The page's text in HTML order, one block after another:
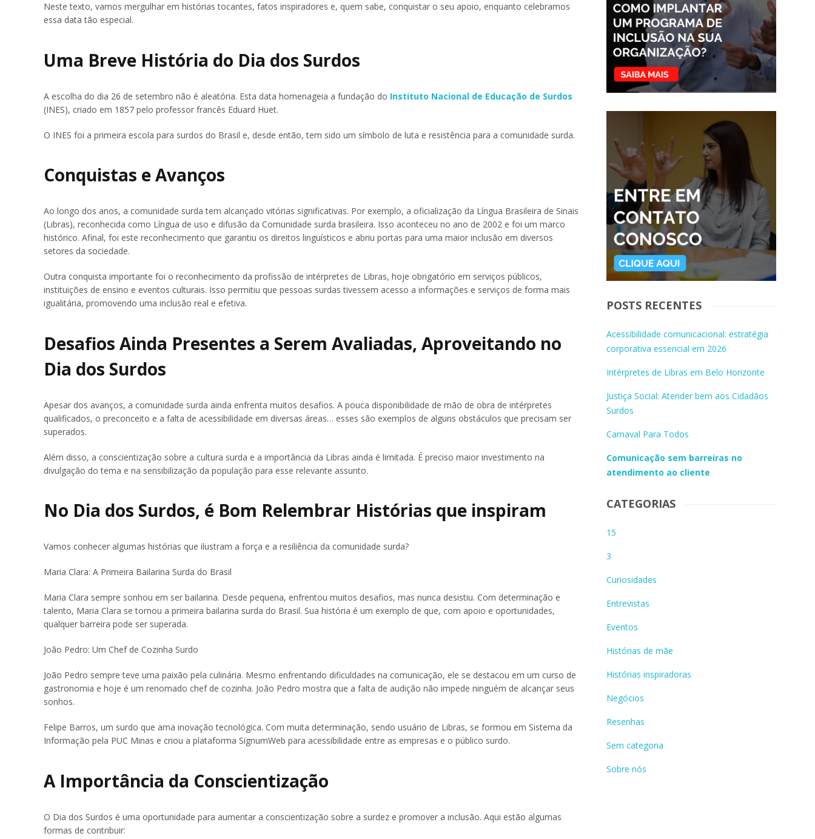
Neste texto, vamos mergulhar em histórias tocantes, fatos inspiradores e, quem sabe, conquistar o seu apoio, enquanto celebramos
essa data tão especial.
Uma Breve História do Dia dos Surdos
A escolha do dia 26 de setembro não é aleatória. Esta data homenageia a fundação do Instituto Nacional de Educação de Surdos
(INES), criado em 1857 pelo professor francês Eduard Huet.
O INES foi a primeira escola para surdos do Brasil e, desde então, tem sido um símbolo de luta e resistência para a comunidade surda.
Conquistas e Avanços
Ao longo dos anos, a comunidade surda tem alcançado vitórias significativas. Por exemplo, a oficialização da Língua Brasileira de Sinais
(Libras), reconhecida como Língua de uso e difusão da Comunidade surda brasileira. Isso aconteceu no ano de 2002 e foi um marco
histórico. Afinal, foi este reconhecimento que garantiu os direitos linguísticos e abriu portas para uma maior inclusão em diversos
setores da sociedade.
Outra conquista importante foi o reconhecimento da profissão de intérpretes de Libras, hoje obrigatório em serviços públicos,
instituições de ensino e eventos culturais. Isso permitiu que pessoas surdas tivessem acesso a informações e serviços de forma mais
igualitária, promovendo uma inclusão real e efetiva.
Desafios Ainda Presentes a Serem Avaliadas, Aproveitando no
Dia dos Surdos
Apesar dos avanços, a comunidade surda ainda enfrenta muitos desafios. A pouca disponibilidade de mão de obra de intérpretes
qualificados, o preconceito e a falta de acessibilidade em diversas áreas… esses são exemplos de alguns obstáculos que precisam ser
superados.
Além disso, a conscientização sobre a cultura surda e a importância da Libras ainda é limitada. É preciso maior investimento na
divulgação do tema e na sensibilização da população para esse relevante assunto.
No Dia dos Surdos, é Bom Relembrar Histórias que inspiram
Vamos conhecer algumas histórias que ilustram a força e a resiliência da comunidade surda?
Maria Clara: A Primeira Bailarina Surda do Brasil
Maria Clara sempre sonhou em ser bailarina. Desde pequena, enfrentou muitos desafios, mas nunca desistiu. Com determinação e
talento, Maria Clara se tornou a primeira bailarina surda do Brasil. Sua história é um exemplo de que, com apoio e oportunidades,
qualquer barreira pode ser superada.
João Pedro: Um Chef de Cozinha Surdo
João Pedro sempre teve uma paixão pela culinária. Mesmo enfrentando dificuldades na comunicação, ele se destacou em um curso de
gastronomia e hoje é um renomado chef de cozinha. João Pedro mostra que a falta de audição não impede ninguém de alcançar seus
sonhos.
Felipe Barros, um surdo que ama inovação tecnológica. Com muita determinação, sendo usuário de Libras, se formou em Sistema da
Informação pela PUC Minas e criou a plataforma SignumWeb para acessibilidade entre as empresas e o público surdo.
A Importância da Conscientização
O Dia dos Surdos é uma oportunidade para aumentar a conscientização sobre a surdez e promover a inclusão. Aqui estão algumas
formas de contribuir:
POSTS RECENTES
Acessibilidade comunicacional: estratégia
corporativa essencial em 2026
Intérpretes de Libras em Belo Horizonte
Justiça Social: Atender bem aos Cidadãos
Surdos
Carnaval Para Todos
Comunicação sem barreiras no
atendimento ao cliente
CATEGORIAS
15
3
Curiosidades
Entrevistas
Eventos
Histórias de mãe
Histórias inspiradoras
Negócios
Resenhas
Sem categoria
Sobre nós